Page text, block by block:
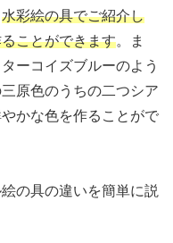
水彩絵の具でご紹介し
ことができます。ま
ーコイズブルーのよう
原色のうちの二つシア
かな色を作ることがで
の具の違いを簡単に説